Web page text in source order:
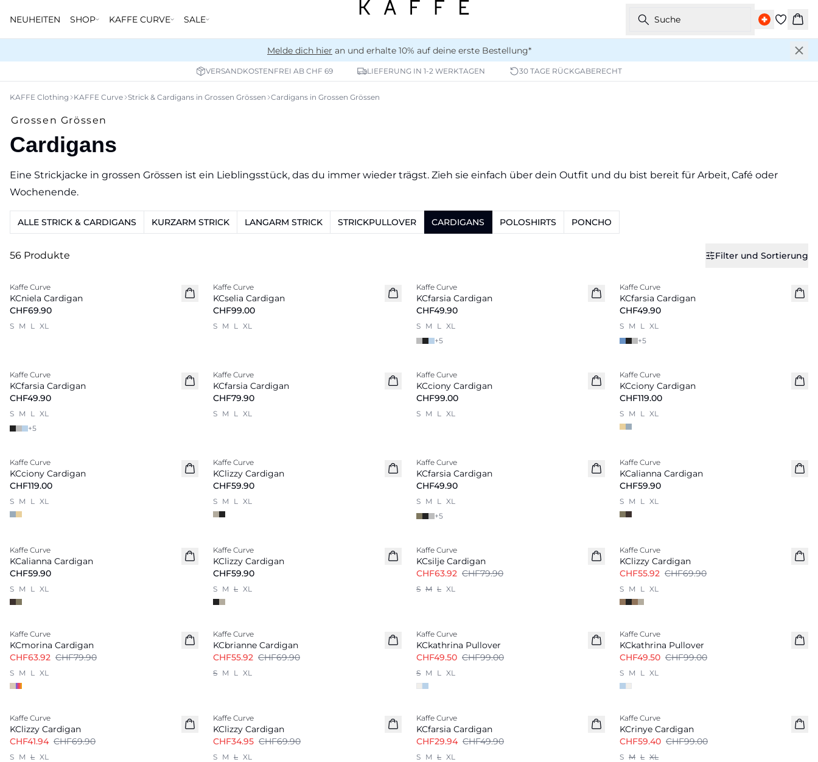
NEUHEITEN SHOP KAFFE CURVE SALE Suche
Melde dich hier an und erhalte 10% auf deine erste Bestellung*
VERSANDKOSTENFREI AB CHF 69 LIEFERUNG IN 1-2 WERKTAGEN 30 TAGE RÜCKGABERECHT
KAFFE Clothing KAFFE Curve Strick & Cardigans in Grossen Grössen Cardigans in Grossen Grössen
Cardigans
Grossen Grössen
Eine Strickjacke in grossen Grössen ist ein Lieblingsstück, das du immer wieder trägst. Zieh sie einfach über dein Outfit und du bist bereit für Arbeit, Café oder
Wochenende.
ALLE STRICK & CARDIGANS KURZARM STRICK LANGARM STRICK STRICKPULLOVER CARDIGANS POLOSHIRTS PONCHO
56 Produkte Filter und Sortierung
Neu
Kaffe Curve
KCniela Cardigan
CHF69.90
S M L XL
Neu
Kaffe Curve
KCselia Cardigan
CHF99.00
S M L XL
Neu
Kaffe Curve
KCfarsia Cardigan
CHF49.90
S M L XL
+5
Neu
Kaffe Curve
KCfarsia Cardigan
CHF49.90
S M L XL
+5
Kaffe Curve
KCfarsia Cardigan
CHF49.90
S M L XL
+5
Neu
Kaffe Curve
KCfarsia Cardigan
CHF79.90
S M L XL
Neu
Kaffe Curve
KCciony Cardigan
CHF99.00
S M L XL
Neu
Kaffe Curve
KCciony Cardigan
CHF119.00
S M L XL
Neu
Kaffe Curve
KCciony Cardigan
CHF119.00
S M L XL
Neu
Kaffe Curve
KClizzy Cardigan
CHF59.90
S M L XL
Neu
Kaffe Curve
KCfarsia Cardigan
CHF49.90
S M L XL
+5
Neu
Kaffe Curve
KCalianna Cardigan
CHF59.90
S M L XL
Neu
Kaffe Curve
KCalianna Cardigan
CHF59.90
S M L XL
Neu
Kaffe Curve
KClizzy Cardigan
CHF59.90
S M L XL
Kaffe Curve
KCsilje Cardigan
CHF63.92 CHF79.90
S M L XL
Kaffe Curve
KClizzy Cardigan
CHF55.92 CHF69.90
S M L XL
Kaffe Curve
KCmorina Cardigan
CHF63.92 CHF79.90
S M L XL
Kaffe Curve
KCbrianne Cardigan
CHF55.92 CHF69.90
S M L XL
Kaffe Curve
KCkathrina Pullover
CHF49.50 CHF99.00
S M L XL
Kaffe Curve
KCkathrina Pullover
CHF49.50 CHF99.00
S M L XL
Kaffe Curve
KClizzy Cardigan
CHF41.94 CHF69.90
S M L XL
Kaffe Curve
KClizzy Cardigan
CHF34.95 CHF69.90
S M L XL
Kaffe Curve
KCfarsia Cardigan
CHF29.94 CHF49.90
S M L XL
Kaffe Curve
KCrinye Cardigan
CHF59.40 CHF99.00
S M L XL